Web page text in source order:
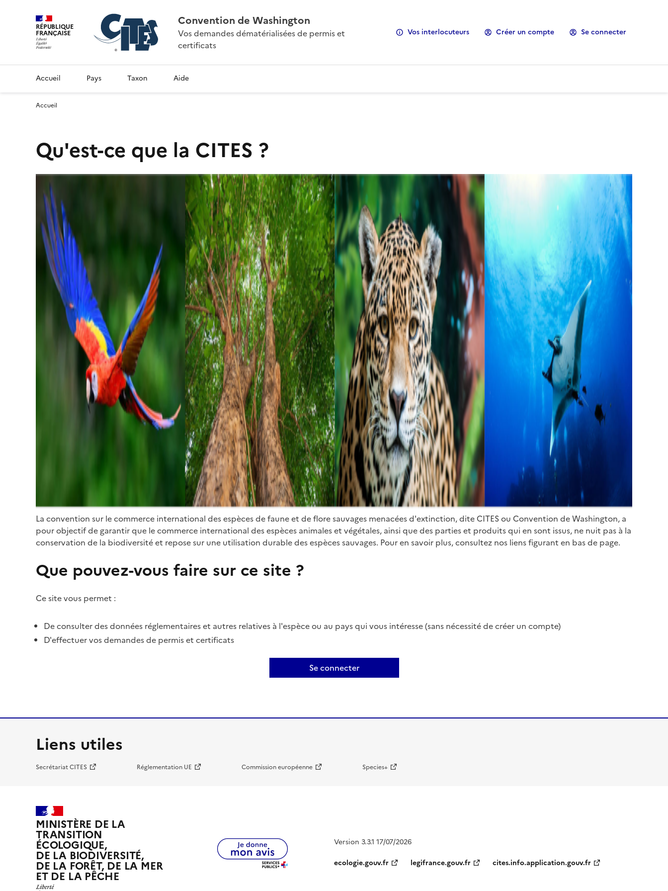
RÉPUBLIQUE
FRANÇAISE
Convention de Washington
Vos demandes dématérialisées de permis et
certificats
Vos interlocuteurs Créer un compte Se connecter
Accueil Pays Taxon Aide
Accueil
Qu'est-ce que la CITES ?
La convention sur le commerce international des espèces de faune et de flore sauvages menacées d'extinction, dite CITES ou Convention de Washington, a
pour objectif de garantir que le commerce international des espèces animales et végétales, ainsi que des parties et produits qui en sont issus, ne nuit pas à la
conservation de la biodiversité et repose sur une utilisation durable des espèces sauvages. Pour en savoir plus, consultez nos liens figurant en bas de page.
Que pouvez-vous faire sur ce site ?
Ce site vous permet :
De consulter des données réglementaires et autres relatives à l'espèce ou au pays qui vous intéresse (sans nécessité de créer un compte)
D'effectuer vos demandes de permis et certificats
Se connecter
Liens utiles
Secrétariat CITES Réglementation UE Commission européenne Species+
MINISTÈRE DE LA
TRANSITION
ÉCOLOGIQUE,
DE LA BIODIVERSITÉ,
DE LA FORÊT, DE LA MER
ET DE LA PÊCHE
Version 3.3.1 17/07/2026
ecologie.gouv.fr
legifrance.gouv.fr cites.info.application.gouv.fr